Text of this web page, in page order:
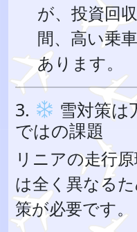
が、投資回
間、高い乗
あります。
3.
雪対策は
ではの課題
リニアの走行
は全く異なる
策が必要です。